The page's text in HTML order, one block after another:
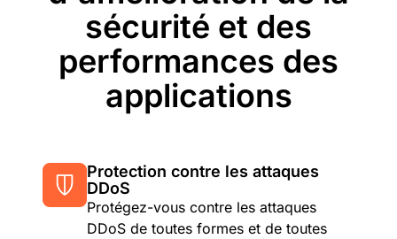
sécurité et des
performances des
applications
Protection contre les attaques
DDoS
Protégez-vous contre les attaques
DDoS de toutes formes et de toutes